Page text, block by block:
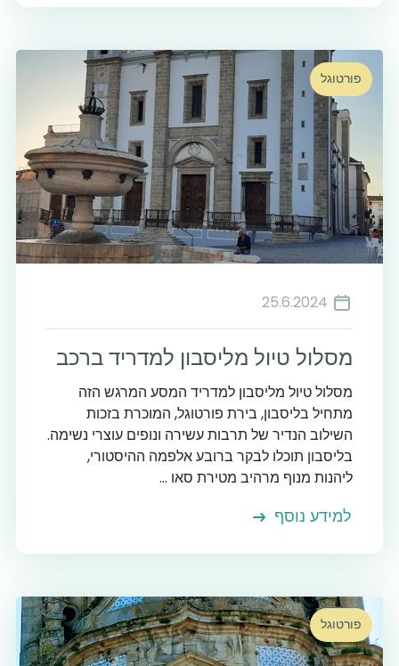
פורטוגל
25.6.2024
מסלול טיול מליסבון למדריד ברכב
מסלול טיול מליסבון למדריד המסע המרגש הזה
מתחיל בליסבון, בירת פורטוגל, המוכרת בזכות
השילוב הנדיר של תרבות עשירה ונופים עוצרי נשימה.
בליסבון תוכלו לבקר ברובע אלפמה ההיסטורי,
ליהנות מנוף מרהיב מטירת סאו ...
למידע נוסף
פורטוגל